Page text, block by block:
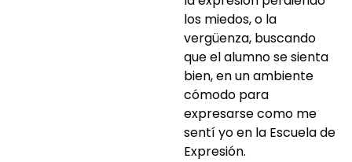
los miedos, o la
vergüenza, buscando
que el alumno se sienta
bien, en un ambiente
cómodo para
expresarse como me
sentí yo en la Escuela de
Expresión.